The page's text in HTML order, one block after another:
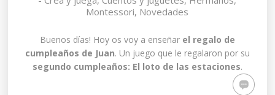
Montessori, Novedades
Buenos días! Hoy os voy a enseñarel regalo de
cumpleaños de Juan. Un juego que le regalaron por su
segundo cumpleaños: El loto de las estaciones.